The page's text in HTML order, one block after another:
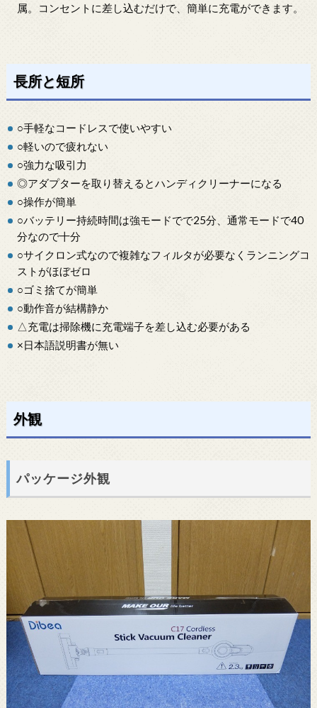
属。コンセントに差し込むだけで、簡単に充電ができます。
長所と短所
○手軽なコードレスで使いやすい
○軽いので疲れない
○強力な吸引力
◎アダプターを取り替えるとハンディクリーナーになる
○操作が簡単
○バッテリー持続時間は強モードでで25分、通常モードで40
分なので十分
○サイクロン式なので複雑なフィルタが必要なくランニングコ
ストがほぼゼロ
○ゴミ捨てが簡単
○動作音が結構静か
△充電は掃除機に充電端子を差し込む必要がある
×日本語説明書が無い
外観
パッケージ外観